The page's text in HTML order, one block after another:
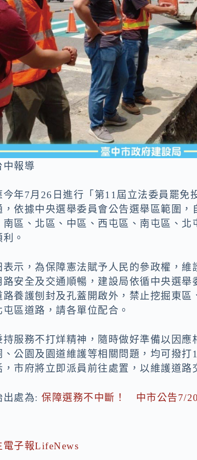
中報導
今年7月26日進行「第11屆立法委員罷免
，依據中央選舉委員會公告選舉區範圍
南區、北區、中區、西屯區、南屯區、
。
表示，為保障憲法賦予人民的參政權，
安全及交通順暢，建設局依循中央選
養護刨封及孔蓋開啟外，禁止挖掘東
區道路，請各單位配合。
持服務不打烊精神，隨時做好準備以因
、公園及園道維護等相關問題，均可撥
市府將立即派員前往處置，以維護道路
出處為:保障選務不中斷！ 中市公告7/
電子報LifeNews